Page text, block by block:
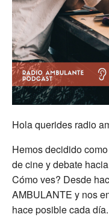
Hola querides radio
Hemos decidido
de cine y debate
Cómo ves? Desde
AMBULANTE y nos
hace posible cada día.